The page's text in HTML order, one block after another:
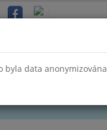
byla data anonymizována